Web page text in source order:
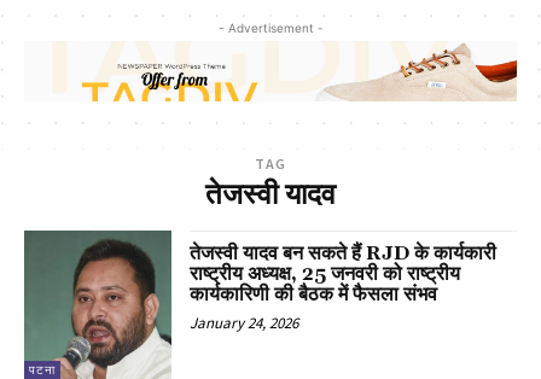
- Advertisement -
TAG
तेजस्वी यादव
पटना
तेजस्वी यादव बन सकते हैं RJD के कार्यकारी
राष्ट्रीय अध्यक्ष, 25 जनवरी को राष्ट्रीय
कार्यकारिणी की बैठक में फैसला संभव
January 24, 2026